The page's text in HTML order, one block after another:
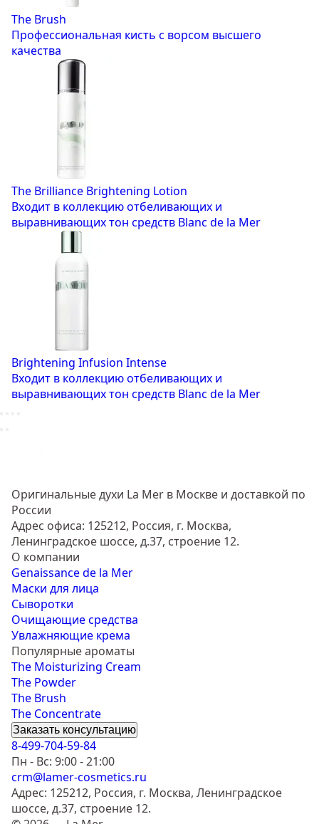
The Brush
Профессиональная кисть с ворсом высшего
качества
The Brilliance Brightening Lotion
Входит в коллекцию отбеливающих и
выравнивающих тон средств Blanc de la Mer
Brightening Infusion Intense
Входит в коллекцию отбеливающих и
выравнивающих тон средств Blanc de la Mer
Оригинальные духи La Mer в Москве и доставкой по
России
Адрес офиса: 125212, Россия, г. Москва,
Ленинградское шоссе, д.37, строение 12.
О компании
Genaissance de la Mer
Маски для лица
Сыворотки
Очищающие средства
Увлажняющие крема
Популярные ароматы
The Moisturizing Cream
The Powder
The Brush
The Concentrate
Заказать консультацию
8-499-704-59-84
Пн - Вс: 9:00 - 21:00
crm@lamer-cosmetics.ru
Адрес: 125212, Россия, г. Москва, Ленинградское
шоссе, д.37, строение 12.